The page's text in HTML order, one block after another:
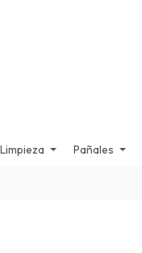
Limpieza Pañales